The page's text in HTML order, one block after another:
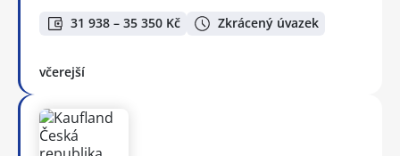
31 938 – 35 350 Kč Zkrácený úvazek
včerejší